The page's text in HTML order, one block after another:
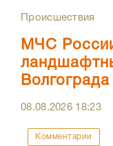
Происшествия
МЧС
Волгограда
08.08.2026 18:23
Комментарии